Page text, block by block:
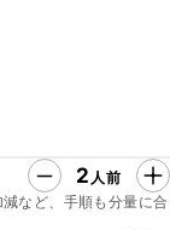
2 人前
など、手順も分量に合